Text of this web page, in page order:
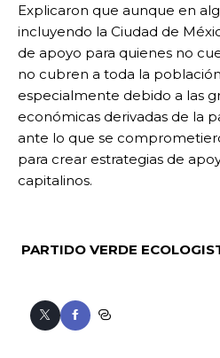
Explicaron que aunque en
incluyendo la Ciudad de
de apoyo para quienes no
no cubren a toda la
especialmente debido a las
económicas derivadas de la
ante lo que se
para crear estrategias de
capitalinos.
PARTIDO VERDE